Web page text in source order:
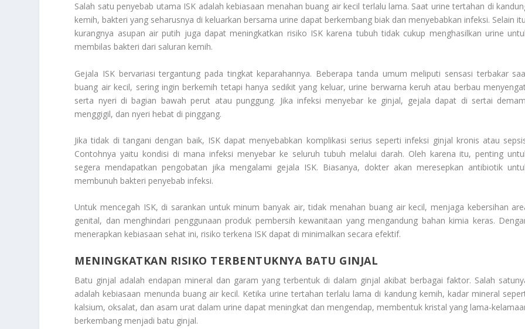
Salah satu penyebab utama ISK adalah kebiasaan menahan buang air kecil terlalu lama. Saat urine tertahan di
kemih, bakteri yang seharusnya di keluarkan bersama urine dapat berkembang biak dan menyebabkan infeksi. Selain
kurangnya asupan air putih juga dapat meningkatkan risiko ISK karena tubuh tidak cukup menghasilkan urine
membilas bakteri dari saluran kemih.
Gejala ISK bervariasi tergantung pada tingkat keparahannya. Beberapa tanda umum meliputi sensasi terbakar
buang air kecil, sering ingin berkemih tetapi hanya sedikit yang keluar, urine berwarna keruh atau berbau
serta nyeri di bagian bawah perut atau punggung. Jika infeksi menyebar ke ginjal, gejala dapat di sertai
menggigil, dan nyeri hebat di pinggang.
Jika tidak di tangani dengan baik, ISK dapat menyebabkan komplikasi serius seperti infeksi ginjal kronis atau
Contohnya yaitu kondisi di mana infeksi menyebar ke seluruh tubuh melalui darah. Oleh karena itu, penting
segera mendapatkan pengobatan jika mengalami gejala ISK. Biasanya, dokter akan meresepkan antibiotik
membunuh bakteri penyebab infeksi.
Untuk mencegah ISK, di sarankan untuk minum banyak air, tidak menahan buang air kecil, menjaga kebersihan
genital, dan menghindari penggunaan produk pembersih kewanitaan yang mengandung bahan kimia keras.
menerapkan kebiasaan sehat ini, risiko terkena ISK dapat di minimalkan secara efektif.
MENINGKATKAN RISIKO TERBENTUKNYA BATU GINJAL
Batu ginjal adalah endapan mineral dan garam yang terbentuk di dalam ginjal akibat berbagai faktor. Salah
adalah kebiasaan menunda buang air kecil. Ketika urine tertahan terlalu lama di kandung kemih, kadar mineral
kalsium, oksalat, dan asam urat dalam urine dapat meningkat dan mengendap, membentuk kristal yang lama-
berkembang menjadi batu ginjal.